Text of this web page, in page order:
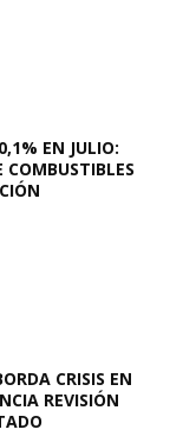
EN JULIO:
COMBUSTIBLES
CRISIS EN
REVISIÓN